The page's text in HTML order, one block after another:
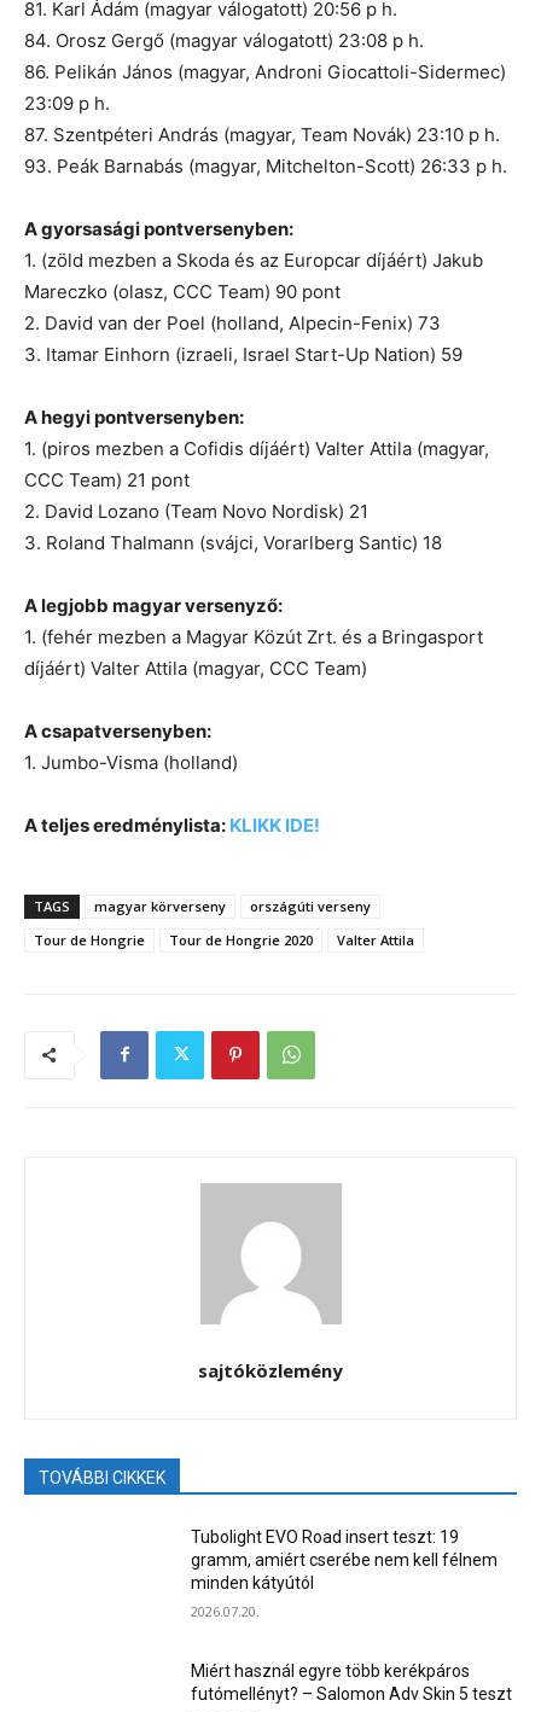
81. Karl Ádám (magyar válogatott) 20:56 p h.
84. Orosz Gergő (magyar válogatott) 23:08 p h.
86. Pelikán János (magyar, Androni Giocattoli-Sidermec)
23:09 p h.
87. Szentpéteri András (magyar, Team Novák) 23:10 p h.
93. Peák Barnabás (magyar, Mitchelton-Scott) 26:33 p h.
A gyorsasági pontversenyben:
1. (zöld mezben a Skoda és az Europcar díjáért) Jakub
Mareczko (olasz, CCC Team) 90 pont
2. David van der Poel (holland, Alpecin-Fenix) 73
3. Itamar Einhorn (izraeli, Israel Start-Up Nation) 59
A hegyi pontversenyben:
1. (piros mezben a Cofidis díjáért) Valter Attila (magyar,
CCC Team) 21 pont
2. David Lozano (Team Novo Nordisk) 21
3. Roland Thalmann (svájci, Vorarlberg Santic) 18
A legjobb magyar versenyző:
1. (fehér mezben a Magyar Közút Zrt. és a Bringasport
díjáért) Valter Attila (magyar, CCC Team)
A csapatversenyben:
1. Jumbo-Visma (holland)
A teljes eredménylista: KLIKK IDE!
TAGS magyar körverseny
országúti verseny
Tour de Hongrie
Tour de Hongrie 2020 Valter Attila
sajtóközlemény
TOVÁBBI CIKKEK
Tubolight EVO Road insert teszt: 19
gramm, amiért cserébe nem kell félnem
minden kátyútól
2026.07.20.
Miért használ egyre több kerékpáros
futómellényt? – Salomon Adv Skin 5 teszt